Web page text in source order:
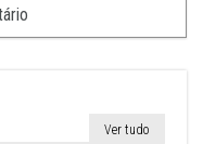
Ver tudo